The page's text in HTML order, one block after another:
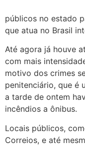
públicos no estado
que atua no Brasil
Até agora já houve
com mais
motivo dos crimes
penitenciário, que é
a tarde de ontem
incêndios a ônibus.
Locais públicos,
Correios, e até